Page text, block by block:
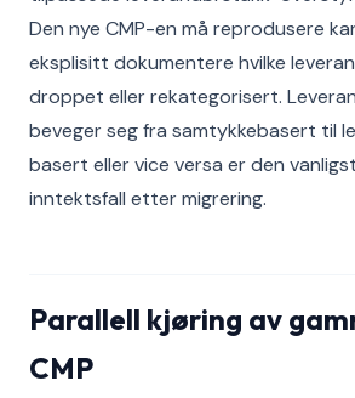
Den nye CMP-en må reprodusere
eksplisitt dokumentere hvilke
droppet eller rekategorisert.
beveger seg fra samtykkebasert til
basert eller vice versa er den
inntektsfall etter migrering.
Parallell kjøring av
CMP